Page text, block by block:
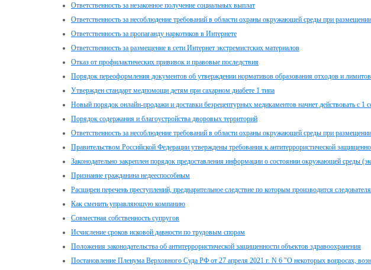
Ответственность за незаконное получение социальных выплат
Ответственность за несоблюдение требований в области охраны окружающей среды при
Ответственность за пропаганду наркотиков в Интернете
Ответственность за размещение в сети Интернет экстремистских материалов
Отказ от профилактических прививок и правовые последствия
Порядок переоформления документов об утверждении нормативов образования отходов и
Утвержден стандарт медпомощи детям при сахарном диабете 1 типа
Новый порядок онлайн-продажи и доставки безрецептурных медикаментов начнет действовать с 1
Порядок содержания и благоустройства дворовых территорий
Ответственность за несоблюдение требований в области охраны окружающей среды при
Правительством Российской Федерации утверждены требования к антитеррористической
Законодательно закреплен порядок предоставления информации о состоянии окружающей среды
Признание гражданина недееспособным
Расширен перечень преступлений, предварительное следствие по которым производится
Как сменить управляющую компанию
Совместная собственность супругов
Исчисление сроков исковой давности по трудовым спорам
Положения законодательства об антитеррористической защищенности объектов здравоохранения
Постановление Пленума Верховного Суда РФ от 27 апреля 2021 г. N 6 "О некоторых вопросах,